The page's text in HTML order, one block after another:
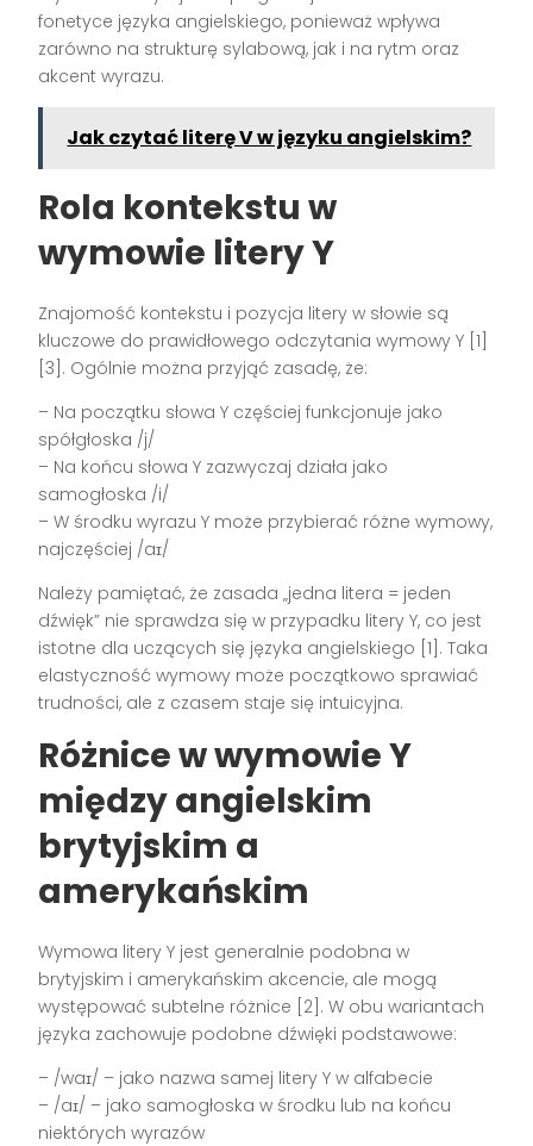
fonetyce języka angielskiego, ponieważ wpływa
zarówno na strukturę sylabową, jak i na rytm oraz
akcent wyrazu.
Jak czytać literę V w języku angielskim?
Rola kontekstu w
wymowie litery Y
Znajomość kontekstu i pozycja litery w słowie są
kluczowe do prawidłowego odczytania wymowy Y [1]
[3]. Ogólnie można przyjąć zasadę, że:
– Na początku słowa Y częściej funkcjonuje jako
spółgłoska /j/
– Na końcu słowa Y zazwyczaj działa jako
samogłoska /i/
– W środku wyrazu Y może przybierać różne wymowy,
najczęściej /aɪ/
Należy pamiętać, że zasada „jedna litera = jeden
dźwięk” nie sprawdza się w przypadku litery Y, co jest
istotne dla uczących się języka angielskiego [1]. Taka
elastyczność wymowy może początkowo sprawiać
trudności, ale z czasem staje się intuicyjna.
Różnice w wymowie Y
między angielskim
brytyjskim a
amerykańskim
Wymowa litery Y jest generalnie podobna w
brytyjskim i amerykańskim akcencie, ale mogą
występować subtelne różnice [2]. W obu wariantach
języka zachowuje podobne dźwięki podstawowe:
– /waɪ/ – jako nazwa samej litery Y w alfabecie
– /aɪ/ – jako samogłoska w środku lub na końcu
niektórych wyrazów